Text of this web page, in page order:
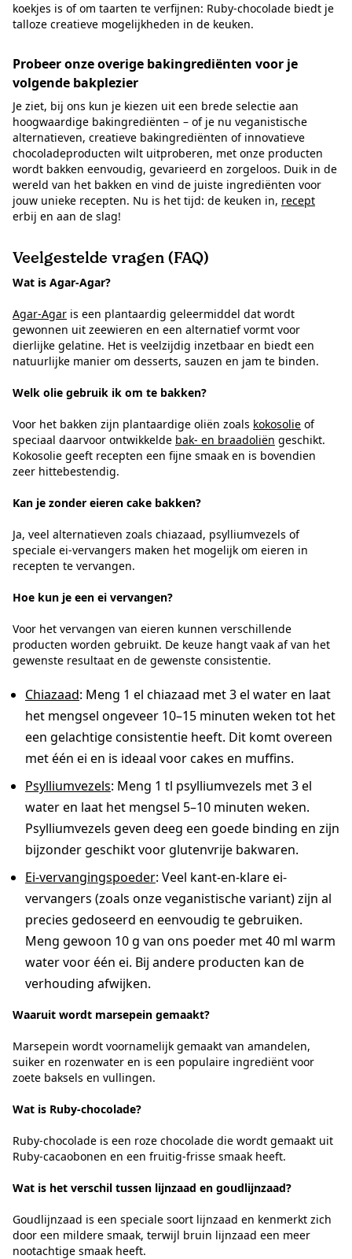
koekjes is of om taarten te verfijnen: Ruby-chocolade biedt je
talloze creatieve mogelijkheden in de keuken.
Probeer onze overige bakingrediënten voor je
volgende bakplezier
Je ziet, bij ons kun je kiezen uit een brede selectie aan
hoogwaardige bakingrediënten – of je nu veganistische
alternatieven, creatieve bakingrediënten of innovatieve
chocoladeproducten wilt uitproberen, met onze producten
wordt bakken eenvoudig, gevarieerd en zorgeloos. Duik in de
wereld van het bakken en vind de juiste ingrediënten voor
jouw unieke recepten. Nu is het tijd: de keuken in, recept
erbij en aan de slag!
Veelgestelde vragen (FAQ)
Wat is Agar-Agar?
Agar-Agar is een plantaardig geleermiddel dat wordt
gewonnen uit zeewieren en een alternatief vormt voor
dierlijke gelatine. Het is veelzijdig inzetbaar en biedt een
natuurlijke manier om desserts, sauzen en jam te binden.
Welk olie gebruik ik om te bakken?
Voor het bakken zijn plantaardige oliën zoals kokosolie of
speciaal daarvoor ontwikkelde bak- en braadoliën geschikt.
Kokosolie geeft recepten een fijne smaak en is bovendien
zeer hittebestendig.
Kan je zonder eieren cake bakken?
Ja, veel alternatieven zoals chiazaad, psylliumvezels of
speciale ei-vervangers maken het mogelijk om eieren in
recepten te vervangen.
Hoe kun je een ei vervangen?
Voor het vervangen van eieren kunnen verschillende
producten worden gebruikt. De keuze hangt vaak af van het
gewenste resultaat en de gewenste consistentie.
Chiazaad: Meng 1 el chiazaad met 3 el water en laat
het mengsel ongeveer 10–15 minuten weken tot het
een gelachtige consistentie heeft. Dit komt overeen
met één ei en is ideaal voor cakes en muffins.
Psylliumvezels: Meng 1 tl psylliumvezels met 3 el
water en laat het mengsel 5–10 minuten weken.
Psylliumvezels geven deeg een goede binding en zijn
bijzonder geschikt voor glutenvrije bakwaren.
Ei-vervangingspoeder: Veel kant-en-klare ei-
vervangers (zoals onze veganistische variant) zijn al
precies gedoseerd en eenvoudig te gebruiken.
Meng gewoon 10 g van ons poeder met 40 ml warm
water voor één ei. Bij andere producten kan de
verhouding afwijken.
Waaruit wordt marsepein gemaakt?
Marsepein wordt voornamelijk gemaakt van amandelen,
suiker en rozenwater en is een populaire ingrediënt voor
zoete baksels en vullingen.
Wat is Ruby-chocolade?
Ruby-chocolade is een roze chocolade die wordt gemaakt uit
Ruby-cacaobonen en een fruitig-frisse smaak heeft.
Wat is het verschil tussen lijnzaad en goudlijnzaad?
Goudlijnzaad is een speciale soort lijnzaad en kenmerkt zich
door een mildere smaak, terwijl bruin lijnzaad een meer
nootachtige smaak heeft.